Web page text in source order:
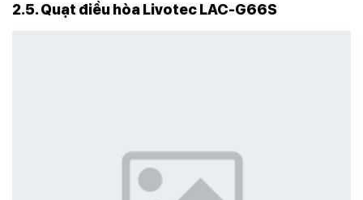
2.5. Quạt điều hòa Livotec LAC-G66S